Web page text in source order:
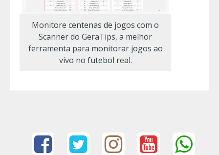
Monitore centenas de jogos com o
Scanner do GeraTips, a melhor
ferramenta para monitorar jogos ao
vivo no futebol real.